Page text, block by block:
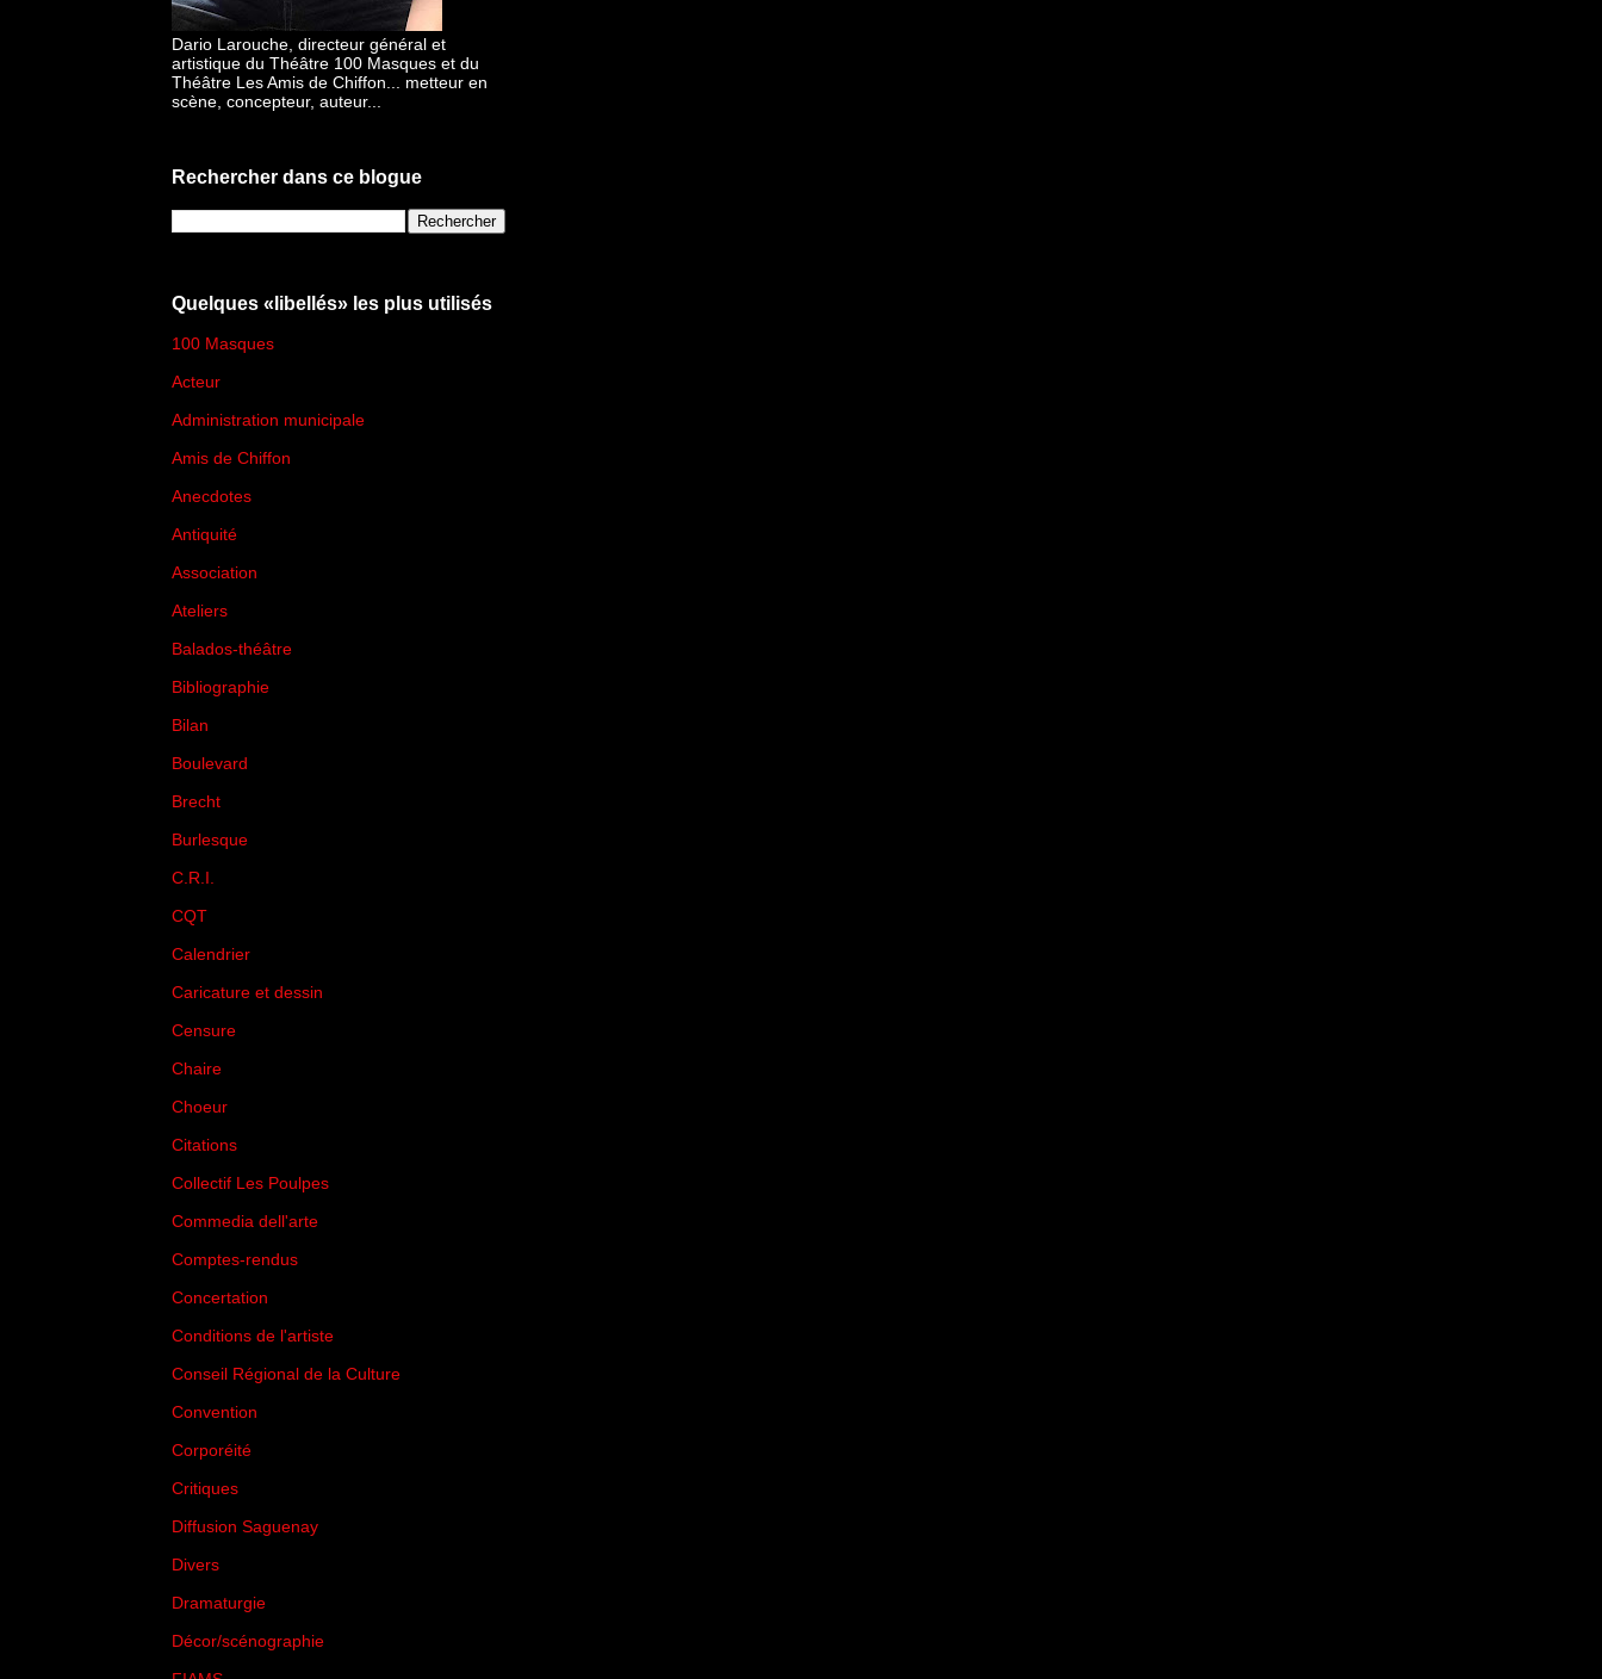
Dario Larouche, directeur général et
artistique du Théâtre 100 Masques et du
Théâtre Les Amis de Chiffon... metteur en
scène, concepteur, auteur...
Rechercher dans ce blogue
Quelques «libellés» les plus utilisés
100 Masques
Acteur
Administration municipale
Amis de Chiffon
Anecdotes
Antiquité
Association
Ateliers
Balados-théâtre
Bibliographie
Bilan
Boulevard
Brecht
Burlesque
C.R.I.
CQT
Calendrier
Caricature et dessin
Censure
Chaire
Choeur
Citations
Collectif Les Poulpes
Commedia dell'arte
Comptes-rendus
Concertation
Conditions de l'artiste
Conseil Régional de la Culture
Convention
Corporéité
Critiques
Diffusion Saguenay
Divers
Dramaturgie
Décor/scénographie